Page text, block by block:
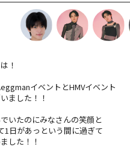
！
イベントとHMVイベント
ました！！
いたのにみなさんの笑顔と
1日があっという間に過ぎて
した！！